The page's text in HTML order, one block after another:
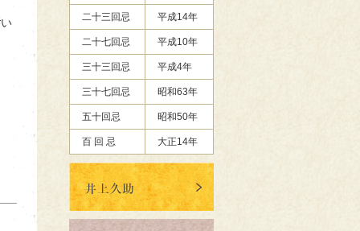
二十三回忌 平成14年
二十七回忌 平成10年
三十三回忌 平成4年
三十七回忌 昭和63年
五十回忌 昭和50年
百 回 忌 大正14年